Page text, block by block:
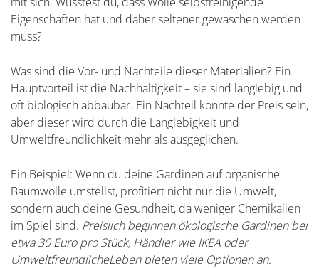
Eigenschaften hat und daher seltener gewaschen werden
muss?
Was sind die Vor- und Nachteile dieser Materialien? Ein
Hauptvorteil ist die Nachhaltigkeit – sie sind langlebig und
oft biologisch abbaubar. Ein Nachteil könnte der Preis sein,
aber dieser wird durch die Langlebigkeit und
Umweltfreundlichkeit mehr als ausgeglichen.
Ein Beispiel: Wenn du deine Gardinen auf organische
Baumwolle umstellst, profitiert nicht nur die Umwelt,
sondern auch deine Gesundheit, da weniger Chemikalien
im Spiel sind. Preislich beginnen ökologische Gardinen bei
etwa 30 Euro pro Stück, Händler wie IKEA oder
UmweltfreundlicheLeben bieten viele Optionen an.